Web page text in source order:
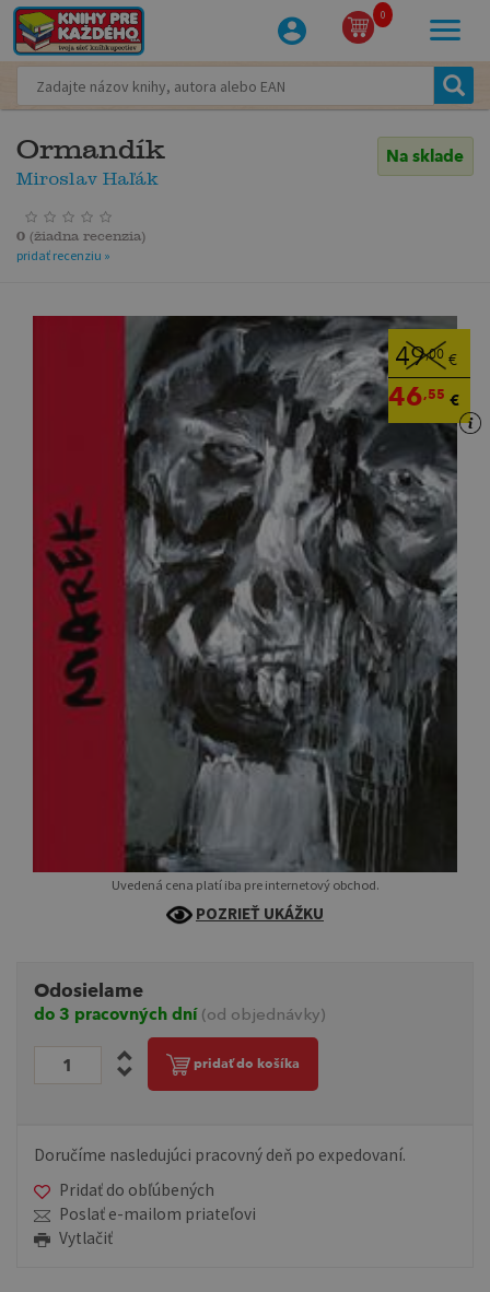
0
Ormandík
Miroslav Haľák
Na sklade
0 (žiadna recenzia)
pridať recenziu »
49,00 €
46,55 €
Uvedená cena platí iba pre internetový obchod.
POZRIEŤ UKÁŽKU
Odosielame
do 3 pracovných dní (od objednávky)
pridať do košíka
Doručíme nasledujúci pracovný deň po expedovaní.
Pridať do obľúbených
Poslať e-mailom priateľovi
Vytlačiť